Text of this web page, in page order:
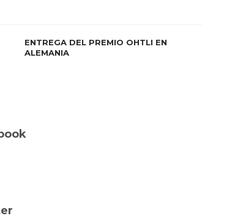
ENTREGA DEL PREMIO OHTLI EN
ALEMANIA